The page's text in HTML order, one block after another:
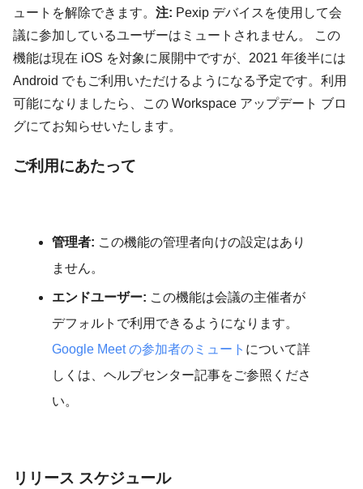
ュートを解除できます。 注: Pexip デバイスを使用して会
議に参加しているユーザーはミュートされません。 この
機能は現在 iOS を対象に展開中ですが、2021 年後半には
Android でもご利用いただけるようになる予定です。利用
可能になりましたら、この Workspace アップデート ブロ
グにてお知らせいたします。
ご利用にあたって
管理者: この機能の管理者向けの設定はあり
ません。
エンドユーザー: この機能は会議の主催者が
デフォルトで利用できるようになります。
Google Meet の参加者のミュート について詳
しくは、ヘルプセンター記事をご参照くださ
い。
リリース スケジュール